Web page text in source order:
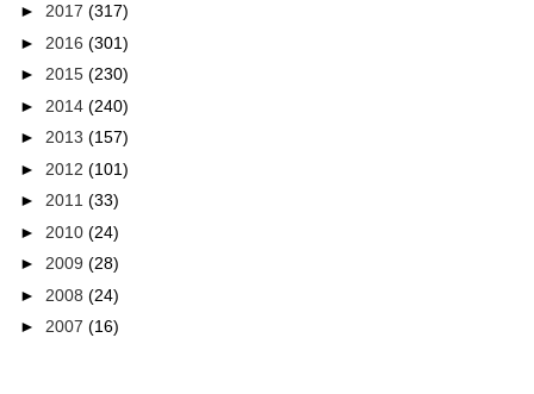
► 2017 (317)
► 2016 (301)
► 2015 (230)
► 2014 (240)
► 2013 (157)
► 2012 (101)
► 2011 (33)
► 2010 (24)
► 2009 (28)
► 2008 (24)
► 2007 (16)